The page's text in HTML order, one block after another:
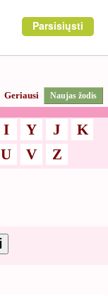
Parsisiųsti
Geriausi Naujas žodis
I Y J
K
U V Z